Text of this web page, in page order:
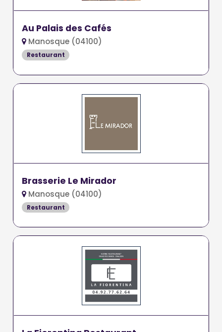
Au Palais des Cafés
Manosque (04100)
Restaurant
Brasserie Le Mirador
Manosque (04100)
Restaurant